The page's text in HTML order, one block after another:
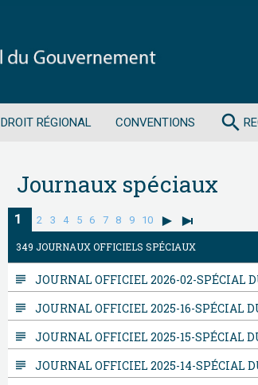
DROIT RÉGIONAL CONVENTIONS search
Journaux spéciaux
1 2 3 4 5 6 7 8 9 10
349 JOURNAUX OFFICIELS SPÉCIAUX
subject JOURNAL OFFICIEL 2026-02-SPÉCIAL
subject JOURNAL OFFICIEL 2025-16-SPÉCIAL
subject JOURNAL OFFICIEL 2025-15-SPÉCIAL
subject JOURNAL OFFICIEL 2025-14-SPÉCIAL